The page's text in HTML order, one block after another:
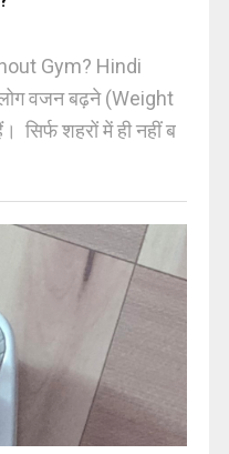
Gym? Hindi
वजन बढ़ने (Weight
सिर्फ शहरों में ही नहीं ब